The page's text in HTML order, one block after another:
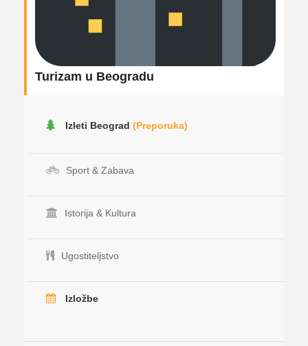
Turizam u Beogradu
Izleti Beograd (Preporuka)
Sport & Zabava
Istorija & Kultura
Ugostiteljstvo
Izložbe